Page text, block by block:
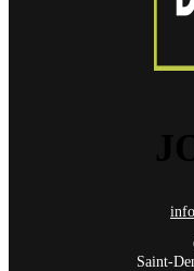
Saint-